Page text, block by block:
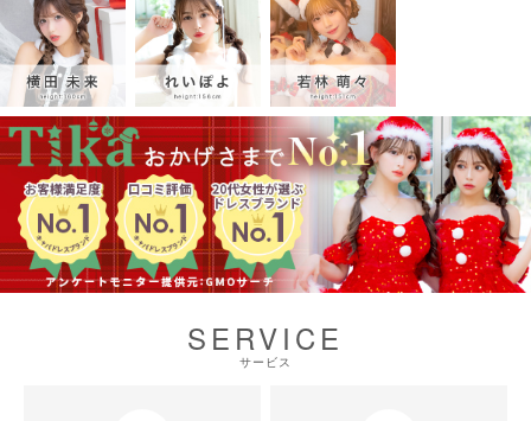
SERVICE
サービス